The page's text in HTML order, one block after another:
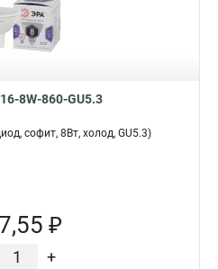
8W-860-GU5.3
софит, 8Вт, холод, GU5.3)
₽
+